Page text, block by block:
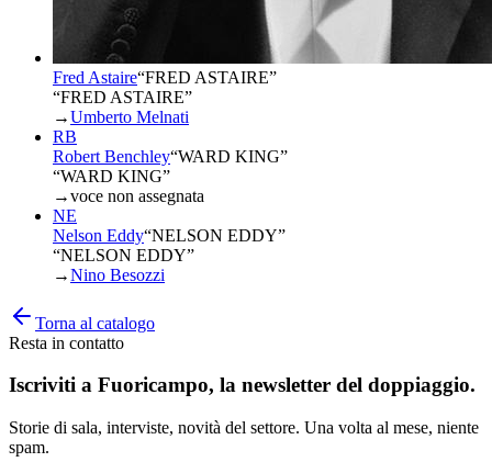
Fred Astaire“FRED ASTAIRE”
“FRED ASTAIRE”
→Umberto Melnati
RB
Robert Benchley“WARD KING”
“WARD KING”
→voce non assegnata
NE
Nelson Eddy“NELSON EDDY”
“NELSON EDDY”
→Nino Besozzi
Torna al catalogo
Resta in contatto
Iscriviti a Fuoricampo, la newsletter del doppiaggio.
Storie di sala, interviste, novità del settore. Una volta al mese, niente
spam.